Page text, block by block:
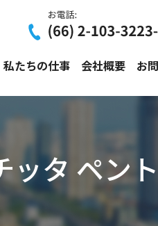
私たちの仕事 会社概要 お
タ ペン